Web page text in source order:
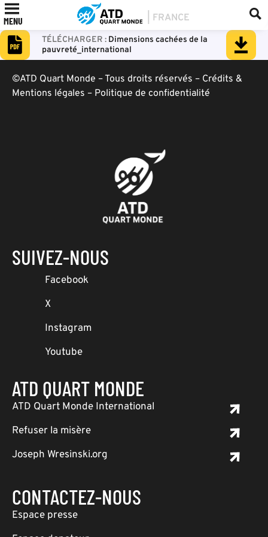
MENU
Dimensions cachées de la
pauvreté_international
©ATD Quart Monde – Tous droits réservés – Crédits &
Mentions légales – Politique de confidentialité
SUIVEZ-NOUS
Facebook
X
Instagram
Youtube
ATD QUART MONDE
ATD Quart Monde International
Refuser la misère
Joseph Wresinski.org
CONTACTEZ-NOUS
Espace presse